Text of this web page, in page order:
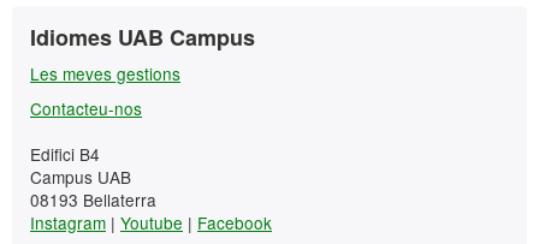
Informació
complementària
Contacte
Idiomes UAB Campus
Les meves gestions
Contacteu-nos
Edifici B4
Campus UAB
08193 Bellaterra
Instagram | Youtube | Facebook